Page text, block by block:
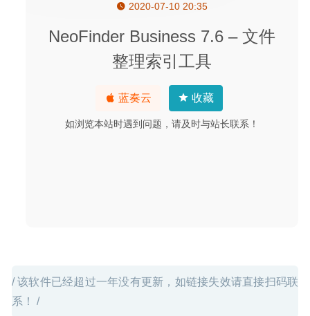
2020-07-10 20:35
NeoFinder Business 7.6 – 文件
整理索引工具
蓝奏云 收藏
如浏览本站时遇到问题，请及时与站长联系！
/ 该软件已经超过一年没有更新，如链接失效请直接扫码联
系！ /
Dark Mode for Safari 2.6.0 for Mac- 使Safari浏览器用深色
Type Fu 4.7.4 – 打字练习工具
File List Export 2.4.3 – 文件文件夹生成列表导出工具
CloudMounter 4.18 中文版 – 优秀的云网盘工具